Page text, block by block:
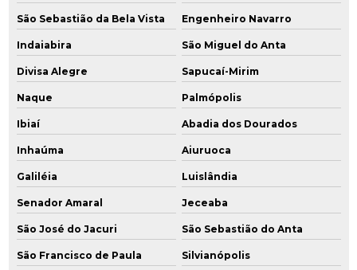
São Sebastião da Bela Vista Engenheiro Navarro
Indaiabira São Miguel do Anta
Divisa Alegre Sapucaí-Mirim
Naque Palmópolis
Ibiaí Abadia dos Dourados
Inhaúma Aiuruoca
Galiléia Luislândia
Senador Amaral Jeceaba
São José do Jacuri São Sebastião do Anta
São Francisco de Paula Silvianópolis